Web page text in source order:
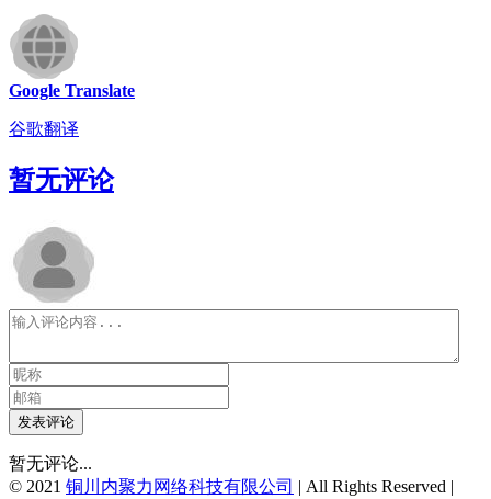
Google Translate
谷歌翻译
暂无评论
发表评论
暂无评论...
© 2021 铜川内聚力网络科技有限公司 | All Rights Reserved |